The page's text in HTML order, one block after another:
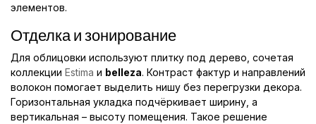
элементов.
Отделка и зонирование
Для облицовки используют плитку под дерево, сочетая
коллекции Estima и belleza. Контраст фактур и направлений
волокон помогает выделить нишу без перегрузки декора.
Горизонтальная укладка подчёркивает ширину, а
вертикальная – высоту помещения. Такое решение